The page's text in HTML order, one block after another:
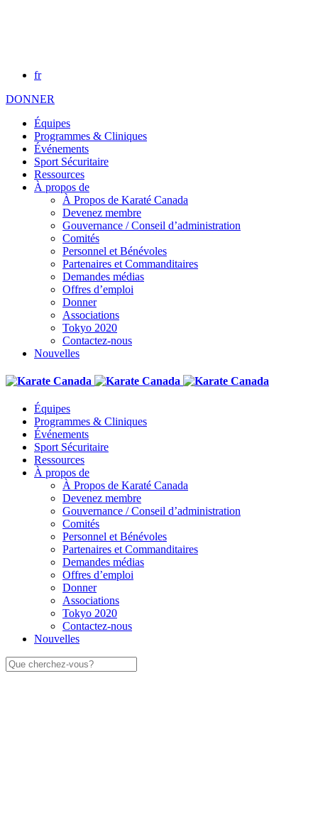
fr
DONNER
Équipes
Programmes & Cliniques
Événements
Sport Sécuritaire
Ressources
À propos de
À Propos de Karaté Canada
Devenez membre
Gouvernance / Conseil d’administration
Comités
Personnel et Bénévoles
Partenaires et Commanditaires
Demandes médias
Offres d’emploi
Donner
Associations
Tokyo 2020
Contactez-nous
Nouvelles
Équipes
Programmes & Cliniques
Événements
Sport Sécuritaire
Ressources
À propos de
À Propos de Karaté Canada
Devenez membre
Gouvernance / Conseil d’administration
Comités
Personnel et Bénévoles
Partenaires et Commanditaires
Demandes médias
Offres d’emploi
Donner
Associations
Tokyo 2020
Contactez-nous
Nouvelles
Rechercher: